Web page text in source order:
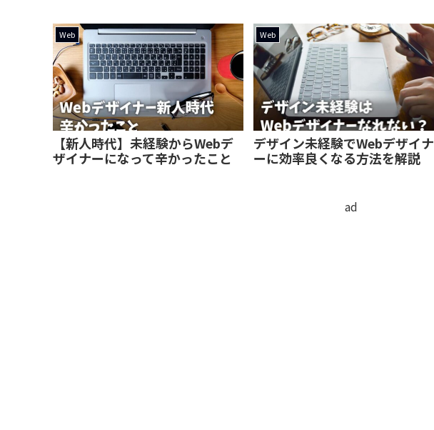
Web
【新人時代】未経験からWebデ
ザイナーになって辛かったこと
Web
デザイン未経験でWebデザイナ
ーに効率良くなる方法を解説
ad